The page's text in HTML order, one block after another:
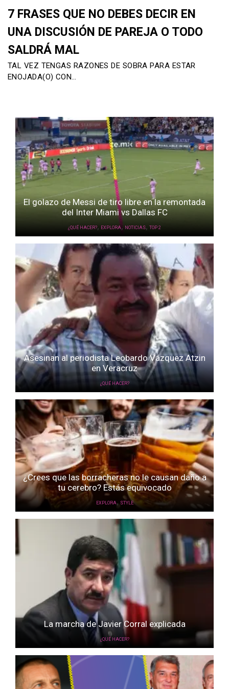
7 FRASES QUE NO DEBES DECIR EN
UNA DISCUSIÓN DE PAREJA O TODO
SALDRÁ MAL
TAL VEZ TENGAS RAZONES DE SOBRA PARA ESTAR
ENOJADA(O) CON…
El golazo de Messi de tiro libre en la remontada
del Inter Miami vs Dallas FC
¿QUÉ HACER?, EXPLORA, NOTICIAS, TOP 2
Asesinan al periodista Leobardo Vázquez Atzin
en Veracruz
¿QUÉ HACER?
¿Crees que las borracheras no le causan daño a
tu cerebro? Estás equivocado
EXPLORA , STYLE
La marcha de Javier Corral explicada
¿QUÉ HACER?